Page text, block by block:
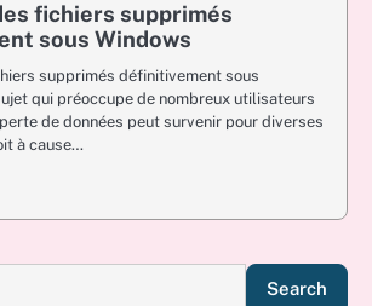
fichiers supprimés
sous Windows
supprimés définitivement sous
qui préoccupe de nombreux utilisateurs
de données peut survenir pour diverses
à cause…
Search